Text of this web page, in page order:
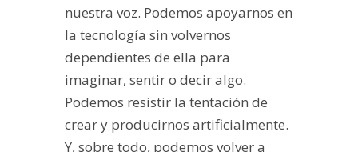
nuestra voz. Podemos apoyarnos en
la tecnología sin volvernos
dependientes de ella para
imaginar, sentir o decir algo.
Podemos resistir la tentación de
crear y producirnos artificialmente.
Y, sobre todo, podemos volver a